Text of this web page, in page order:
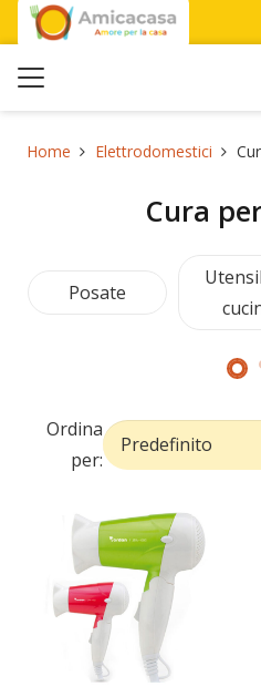
Home Elettrodomestici
Cura
Posate
Ordina
per: